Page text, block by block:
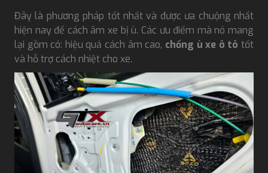
Đây là phương pháp tốt nhất và được ưa chuộng nhất
hiện nay để cách âm xe bị ù. Các ưu điểm mà nó mang
lại gồm có: hiệu quả cách âm cao, chống ù xe ô tô tốt
và hỗ trợ cách nhiệt cho xe.